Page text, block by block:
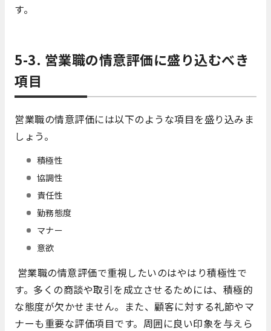
す。
5-3. 営業職の情意評価に盛り込むべき
項目
営業職の情意評価には以下のような項目を盛り込みま
しょう。
積極性
協調性
責任性
勤務態度
マナー
意欲
営業職の情意評価で重視したいのはやはり積極性で
す。多くの商談や取引を成立させるためには、積極的
な態度が欠かせません。また、顧客に対する礼節やマ
ナーも重要な評価項目です。周囲に良い印象を与えら